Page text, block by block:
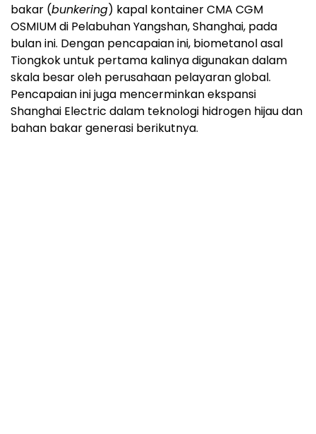
bakar (bunkering) kapal kontainer CMA CGM
OSMIUM di Pelabuhan Yangshan, Shanghai, pada
bulan ini. Dengan pencapaian ini, biometanol asal
Tiongkok untuk pertama kalinya digunakan dalam
skala besar oleh perusahaan pelayaran global.
Pencapaian ini juga mencerminkan ekspansi
Shanghai Electric dalam teknologi hidrogen hijau dan
bahan bakar generasi berikutnya.